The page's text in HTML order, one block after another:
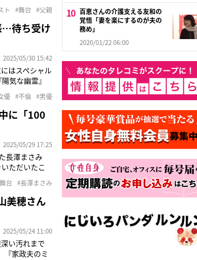
ァンの方々に
ト #舞台 #父親
…待ち受け
2025/05/30 15:42
はスペシャル
気な幽霊』
公開はありま
優 #不倫 #男優
に「100
2025/05/29 17:25
長澤まさみ
ただいたこ
演が行われ
台 #長澤まさみ
美穂さん
2025/05/24 11:00
い汚れまで
『家政夫のミ
百恵さんの介護支える友和の
覚悟「妻を楽にするのが夫の
務め」
2020/01/22 06:00